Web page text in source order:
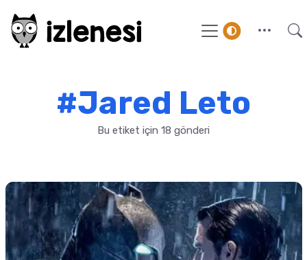
#Jared Leto
Bu etiket için 18 gönderi